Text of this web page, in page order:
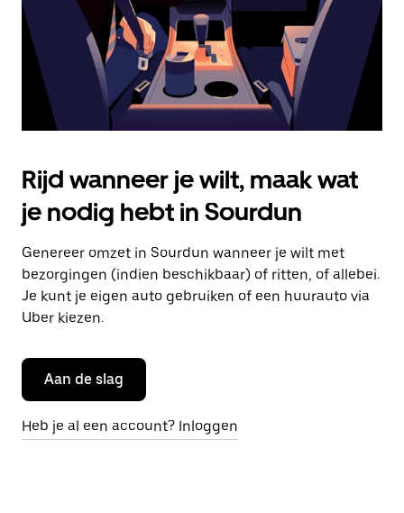
agenda
te
sluiten.
Rijd wanneer je wilt, maak wat
je nodig hebt in Sourdun
Genereer omzet in Sourdun wanneer je wilt met
bezorgingen (indien beschikbaar) of ritten, of allebei.
Je kunt je eigen auto gebruiken of een huurauto via
Uber kiezen.
Aan de slag
Heb je al een account? Inloggen